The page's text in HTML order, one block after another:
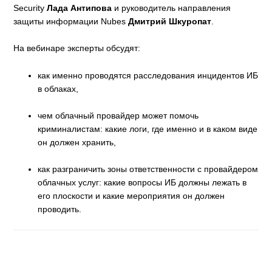
SecurityЛада Антипова и руководитель направления
защиты информации NubesДмитрий Шкуропат
На вебинаре эксперты обсудят:
как именно проводятся расследования инцидентов ИБ
в облаках,
чем облачный провайдер может помочь
криминалистам: какие логи, где именно и в каком виде
он должен хранить,
как разграничить зоны ответственности с провайдером
облачных услуг: какие вопросы ИБ должны лежать в
его плоскости и какие мероприятия он должен
проводить.